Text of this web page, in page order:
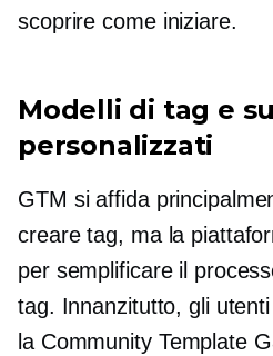
scoprire come iniziare.
Modelli di tag e
personalizzati
GTM si affida
creare tag, ma la
per semplificare il
tag. Innanzitutto, gli
la Community Template